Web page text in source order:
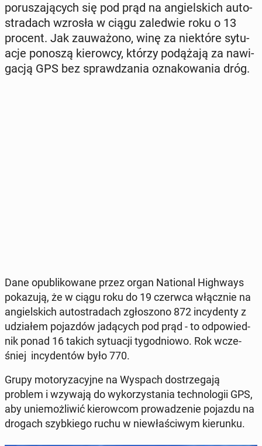
po­ru­sza­ją­cych się pod prąd na an­giel­skich au­to­
stra­dach wzrosła w ciągu za­le­d­wie roku o 13
procent. Jak za­uwa­żo­no, winę za nie­któ­re sy­tu­
acje ponoszą kie­row­cy, którzy po­dą­ża­ją za na­wi­
ga­cją GPS bez spraw­dza­nia ozna­ko­wa­nia dróg.
Dane opu­bli­ko­wa­ne przez organ Na­tio­nal Hi­gh­ways
po­ka­zu­ją, że w ciągu roku do 19 czerwca włącz­nie na
an­giel­skich au­to­stra­dach zgło­szo­no 872 in­cy­den­ty z
udzia­łem po­jaz­dów ja­dą­cych pod prąd - to od­po­wied­
nik ponad 16 takich sy­tu­acji ty­go­dnio­wo. Rok wcze­
śniej in­cy­den­tów było 770.
Grupy mo­to­ry­za­cyj­ne na Wyspach do­strze­ga­ją
problem i wzywają do wy­ko­rzy­sta­nia tech­no­lo­gii GPS,
aby unie­moż­li­wić kie­row­com pro­wa­dze­nie pojazdu na
drogach szyb­kie­go ruchu w nie­wła­ści­wym kie­run­ku.